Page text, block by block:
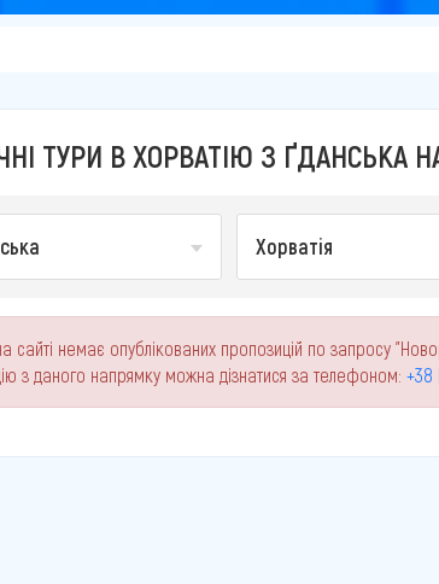
ТУРИ В ХОРВАТІЮ З ҐДАНСЬКА
Хорватія
сайті немає опублікованих пропозицій по запросу
з даного напрямку можна дізнатися за телефоном: +38